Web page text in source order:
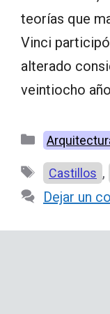
teorías que
Vinci
alterado
veintiocho
Categorías
Etiquetas
Castillos ,
Dejar un